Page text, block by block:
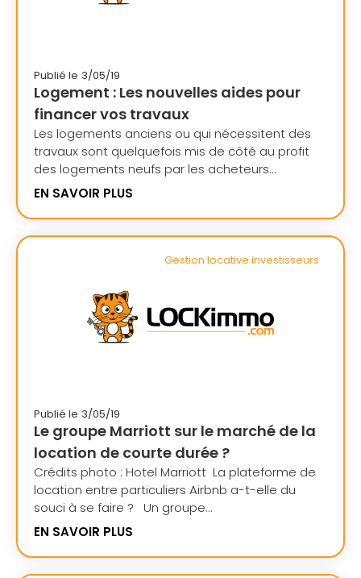
Publié le 3/05/19
Logement : Les nouvelles aides pour
financer vos travaux
Les logements anciens ou qui nécessitent des
travaux sont quelquefois mis de côté au profit
des logements neufs par les acheteurs...
EN SAVOIR PLUS
Gestion locative investisseurs
Publié le 3/05/19
Le groupe Marriott sur le marché de la
location de courte durée ?
Crédits photo : Hotel Marriott La plateforme de
location entre particuliers Airbnb a-t-elle du
souci à se faire ? Un groupe...
EN SAVOIR PLUS